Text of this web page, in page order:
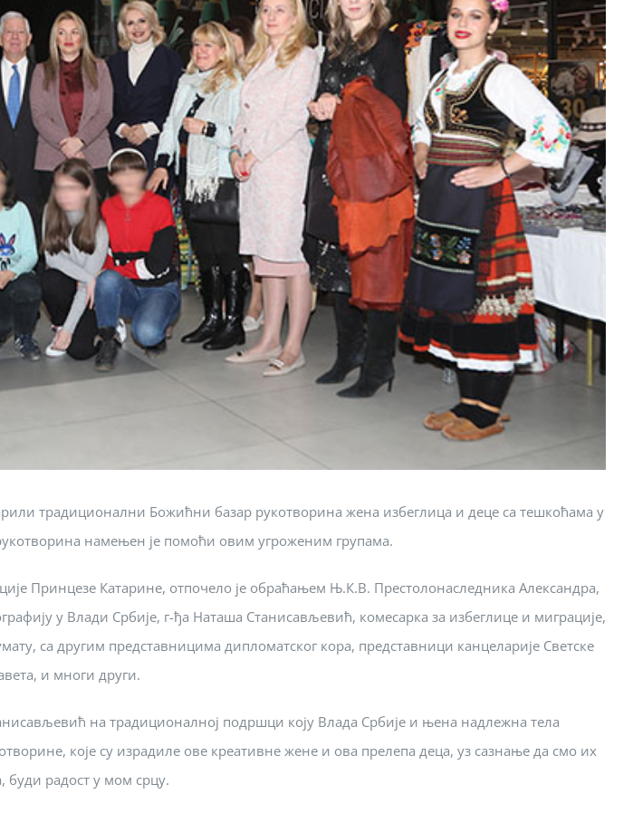
традиционални Божићни базар рукотворина жена избеглица и деце са тешкоћама у
намењен је помоћи овим угроженим групама.
Принцезе Катарине, отпочело је обраћањем Њ.К.В. Престолонаследника Александра,
у Влади Србије, г-ђа Наташа Станисављевић, комесарка за избеглице и миграције,
са другим представницима дипломатског кора, представници канцеларије Светске
и многи други.
на традиционалној подршци коју Влада Србије и њена надлежна тела
које су израдиле ове креативне жене и ова прелепа деца, уз сазнање да смо их
радост у мом срцу.